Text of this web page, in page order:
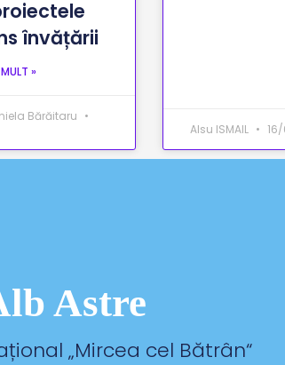
învățării
»
Bărăitaru
Alsu ISMAIL
Astre
„Mircea cel Bătrân“